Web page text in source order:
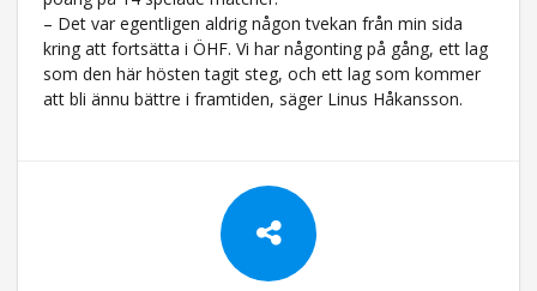
– Det var egentligen aldrig någon tvekan från min sida
kring att fortsätta i ÖHF. Vi har någonting på gång, ett lag
som den här hösten tagit steg, och ett lag som kommer
att bli ännu bättre i framtiden, säger Linus Håkansson.